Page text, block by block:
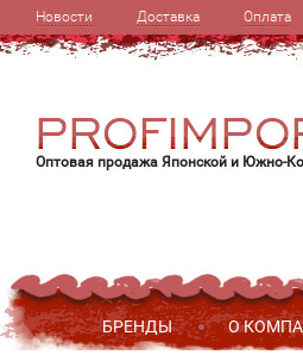
Новости Доставка Оплата
Оптовая продажа Японской и Южно-
БРЕНДЫ О